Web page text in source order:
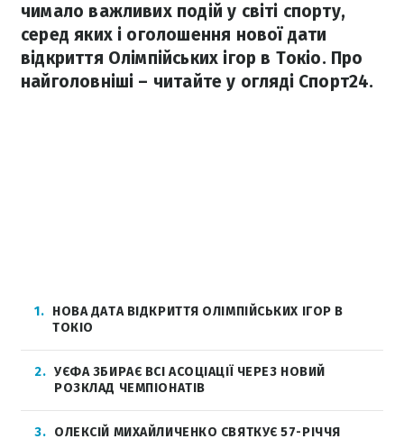
чимало важливих подій у світі спорту,
серед яких і оголошення нової дати
відкриття Олімпійських ігор в Токіо. Про
найголовніші – читайте у огляді Спорт24.
1
НОВА ДАТА ВІДКРИТТЯ ОЛІМПІЙСЬКИХ ІГОР В
ТОКІО
2
УЄФА ЗБИРАЄ ВСІ АСОЦІАЦІЇ ЧЕРЕЗ НОВИЙ
РОЗКЛАД ЧЕМПІОНАТІВ
3 ОЛЕКСІЙ МИХАЙЛИЧЕНКО СВЯТКУЄ 57-РІЧЧЯ